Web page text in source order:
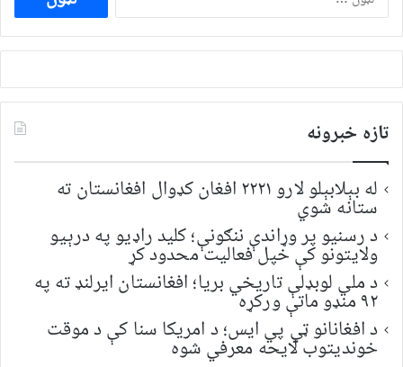
لپاره
لټون:
تازه خبرونه
له بېلابېلو لارو ۲۲۲۱ افغان کډوال افغانستان ته
ستانه شوي
د رسنیو پر وړاندې ننګونې؛ کلید راډیو په درېیو
ولایتونو کې خپل فعالیت محدود کړ
د ملي لوبډلې تاریخي بریا؛ افغانستان ایرلنډ ته په
۹۲ منډو ماتې ورکړه
د افغانانو ټي پي ایس؛ د امریکا سنا کې د موقت
خونديتوب لایحه معرفي شوه